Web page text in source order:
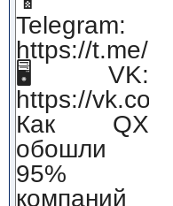
Telegram:
https://t.me/
🖥 VK:
https://
Как QX
обошли
95%
компаний